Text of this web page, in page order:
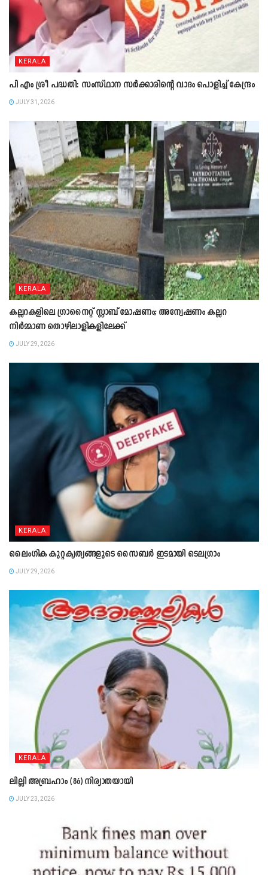
KERALA
പി എം ശ്രീ പദ്ധതി: സംസ്ഥാന സർക്കാരിന്റെ വാദം പൊളിച്ച് കേന്ദ്രം
JULY 31, 2026
KERALA
കല്ലറകളിലെ ഗ്രാനൈറ്റ് സ്ലാബ് മോഷണം; അന്വേഷണം കല്ലറ
നിർമ്മാണ തൊഴിലാളികളിലേക്ക്
JULY 29, 2026
KERALA
ലൈംഗിക കുറ്റകൃത്യങ്ങളുടെ സൈബർ ഇടമായി ടെലഗ്രാം
JULY 29, 2026
KERALA
ലില്ലി അബ്രഹാം (86) നിര്യാതയായി
JULY 23, 2026